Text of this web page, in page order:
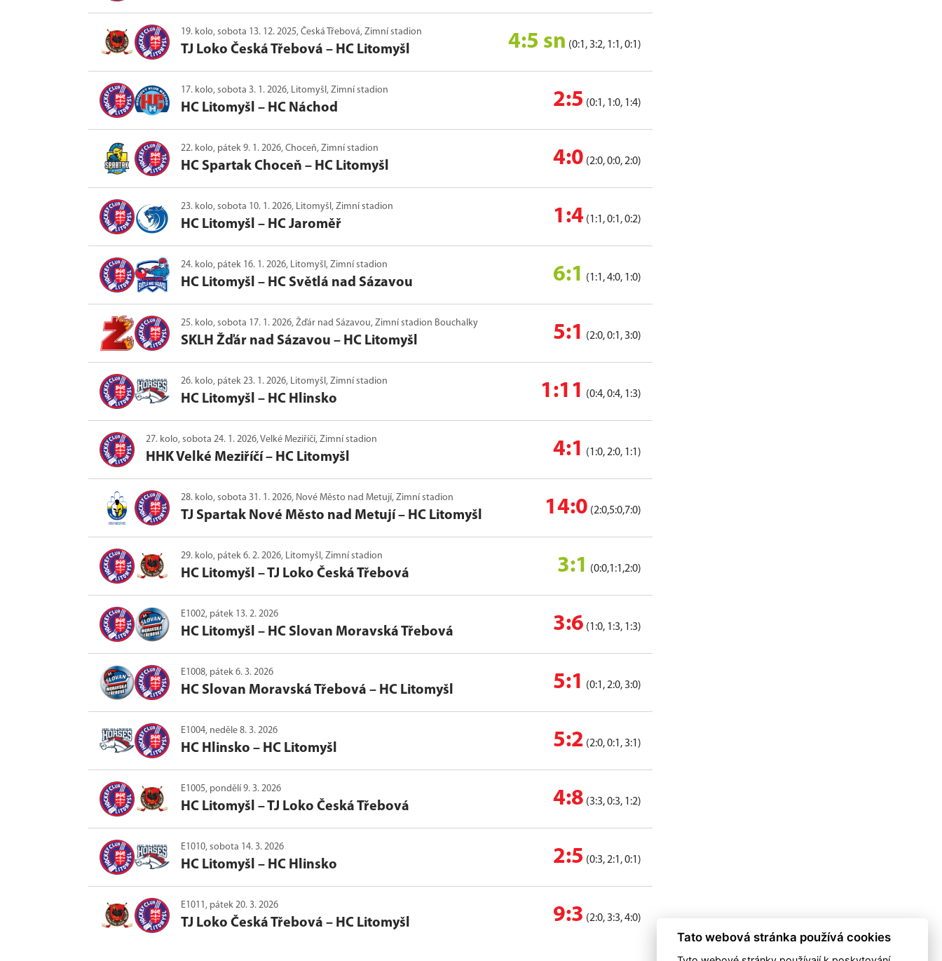
19. kolo, sobota 13. 12. 2025, Česká Třebová, Zimní stadion
TJ Loko Česká Třebová – HC Litomyšl 4:5 sn (0:1, 3:2, 1:1, 0:1)
17. kolo, sobota 3. 1. 2026, Litomyšl, Zimní stadion
HC Litomyšl – HC Náchod 2:5 (0:1, 1:0, 1:4)
22. kolo, pátek 9. 1. 2026, Choceň, Zimní stadion
HC Spartak Choceň – HC Litomyšl 4:0 (2:0, 0:0, 2:0)
23. kolo, sobota 10. 1. 2026, Litomyšl, Zimní stadion
HC Litomyšl – HC Jaroměř 1:4 (1:1, 0:1, 0:2)
24. kolo, pátek 16. 1. 2026, Litomyšl, Zimní stadion
HC Litomyšl – HC Světlá nad Sázavou 6:1 (1:1, 4:0, 1:0)
25. kolo, sobota 17. 1. 2026, Žďár nad Sázavou, Zimní stadion Bouchalky
SKLH Žďár nad Sázavou – HC Litomyšl 5:1 (2:0, 0:1, 3:0)
26. kolo, pátek 23. 1. 2026, Litomyšl, Zimní stadion
HC Litomyšl – HC Hlinsko 1:11 (0:4, 0:4, 1:3)
27. kolo, sobota 24. 1. 2026, Velké Meziříčí, Zimní stadion
HHK Velké Meziříčí – HC Litomyšl 4:1 (1:0, 2:0, 1:1)
28. kolo, sobota 31. 1. 2026, Nové Město nad Metují, Zimní stadion
TJ Spartak Nové Město nad Metují – HC Litomyšl 14:0 (2:0,5:0,7:0)
29. kolo, pátek 6. 2. 2026, Litomyšl, Zimní stadion
HC Litomyšl –TJ Loko Česká Třebová 3:1 (0:0,1:1,2:0)
E1002, pátek 13. 2. 2026
HC Litomyšl – HC Slovan Moravská Třebová 3:6 (1:0, 1:3, 1:3)
E1008, pátek 6. 3. 2026
HC Slovan Moravská Třebová – HC Litomyšl 5:1 (0:1, 2:0, 3:0)
E1004, neděle 8. 3. 2026
HC Hlinsko – HC Litomyšl 5:2 (2:0, 0:1, 3:1)
E1005, pondělí 9. 3. 2026
HC Litomyšl –TJ Loko Česká Třebová 4:8 (3:3, 0:3, 1:2)
E1010, sobota 14. 3. 2026
HC Litomyšl – HC Hlinsko 2:5 (0:3, 2:1, 0:1)
E1011, pátek 20. 3. 2026
TJ Loko Česká Třebová – HC Litomyšl 9:3 (2:0, 3:3, 4:0)
Tato webová stránka používá cookies